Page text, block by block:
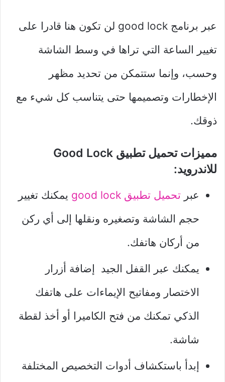
عبر برنامج good lock لن تكون هنا قادرا على
تغيير الساعة التي تراها في وسط الشاشة
وحسب، وإنما ستتمكن من تحديد مظهر
الإخطارات وتصميمها حتى يتناسب كل شيء مع
ذوقك.
مميزات تحميل تطبيق Good Lock
للاندرويد:
عبر تحميل تطبيق good lock
يمكنك تغيير
حجم الشاشة وتصغيره ونقلها إلى أي ركن
من أركان هاتفك.
يمكنك عبر القفل الجيد إضافة أزرار
الاختصار ومفاتيح الإيماءات على هاتفك
الذكي تمكنك من فتح الكاميرا أو أخذ لقطة
شاشة.
إبدأ باستكشاف أدوات التخصيص المختلفة